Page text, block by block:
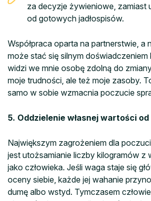
za decyzje żywieniowe, zamiast
od gotowych jadłospisów.
Współpraca oparta na partnerstwie, a
może stać się silnym
widzi we mnie osobę zdolną do
moje trudności, ale też moje zasoby.
samo w sobie wzmacnia poczucie
5. Oddzielenie własnej wartości od
Największym zagrożeniem dla
jest utożsamianie liczby kilogramów z
jako człowieka. Jeśli waga staje się
oceny siebie, każde jej wahanie
dumę albo wstyd. Tymczasem